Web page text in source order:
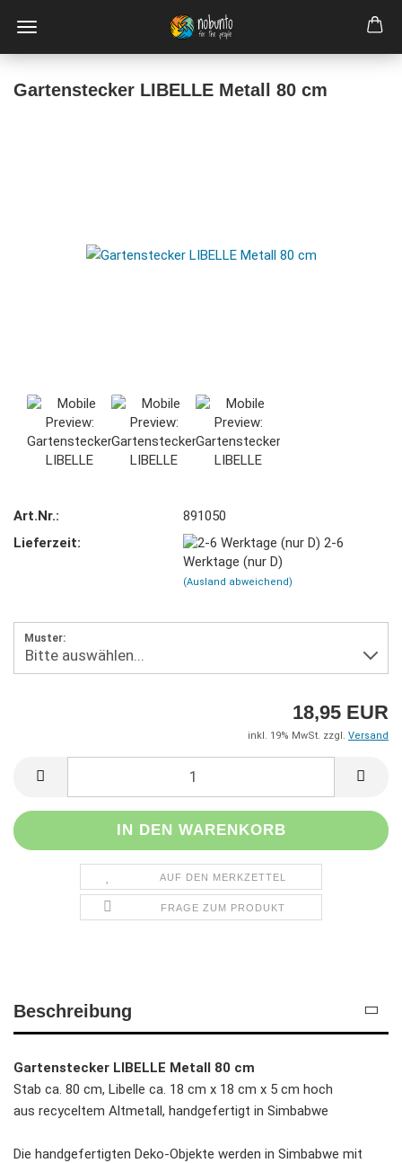
Gartenstecker LIBELLE Metall 80 cm
Art.Nr.:
891050
Lieferzeit:
2-6
Werktage (nur D)
(Ausland abweichend)
Muster:
18,95 EUR
inkl. 19% MwSt. zzgl. Versand
AUF DEN MERKZETTEL
FRAGE ZUM PRODUKT
Beschreibung
Gartenstecker LIBELLE Metall 80 cm
Stab ca. 80 cm, Libelle ca. 18 cm x 18 cm x 5 cm hoch
aus recyceltem Altmetall, handgefertigt in Simbabwe
Die handgefertigten Deko-Objekte werden in Simbabwe mit